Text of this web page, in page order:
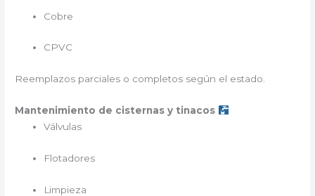
Cobre
CPVC
Reemplazos parciales o completos según el estado.
Mantenimiento de cisternas y tinacos
Válvulas
Flotadores
Limpieza